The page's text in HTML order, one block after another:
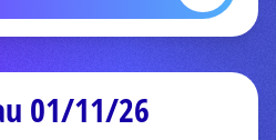
01/11/26